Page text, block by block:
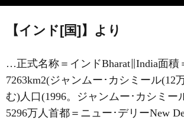
【インド[国]】より
…正式名称＝インドBharat∥India面積
7263km2(ジャンムー･カシミール(12
む)人口(1996。ジャンムー･カシミー
5296万人首都＝ニュー･デリーNew